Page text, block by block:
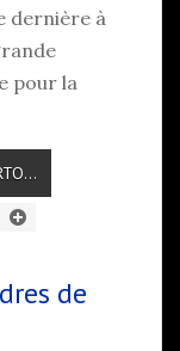
dernière à
pour la
de